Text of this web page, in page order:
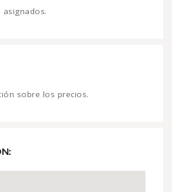
asignados.
sobre los precios.